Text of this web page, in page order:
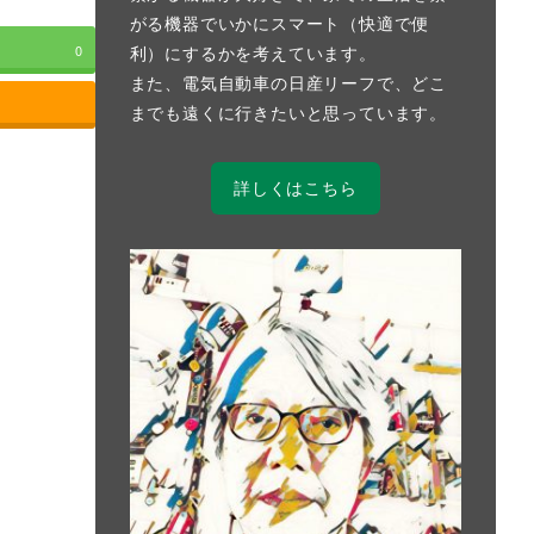
0
がる機器でいかにスマート（快適で便
利）にするかを考えています。
また、電気自動車の日産リーフで、どこ
までも遠くに行きたいと思っています。
詳しくはこちら